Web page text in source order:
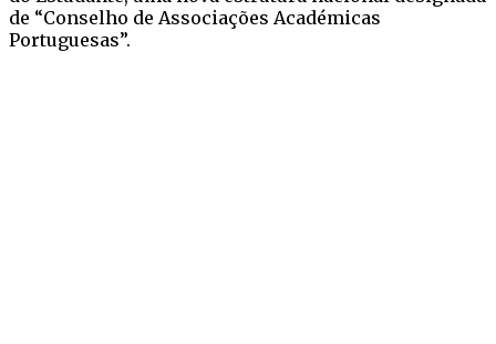
de “Conselho de Associações Académicas
Portuguesas”.